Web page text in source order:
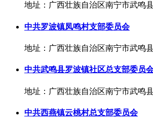
地址：广西壮族自治区南宁市武鸣
中共罗波镇凤鸣村支部委员会
地址：广西壮族自治区南宁市武鸣
中共武鸣县罗波镇社区总支部委员
地址：广西壮族自治区南宁市武鸣
中共西燕镇云桃村总支部委员会